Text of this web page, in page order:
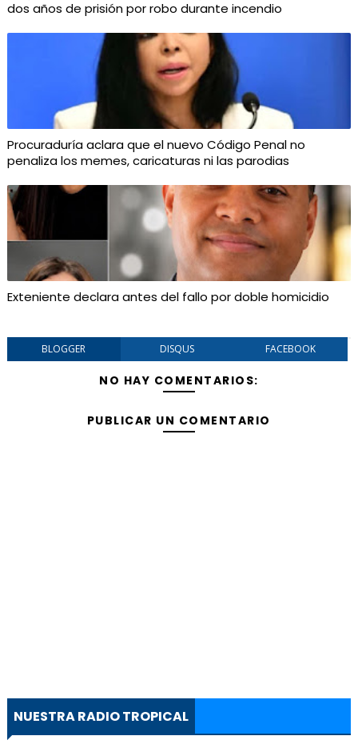
dos años de prisión por robo durante incendio
Procuraduría aclara que el nuevo Código Penal no
penaliza los memes, caricaturas ni las parodias
Exteniente declara antes del fallo por doble homicidio
BLOGGER DISQUS FACEBOOK
NO HAY COMENTARIOS:
PUBLICAR UN COMENTARIO
NUESTRA RADIO TROPICAL